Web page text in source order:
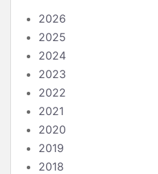
2026
2025
2024
2023
2022
2021
2020
2019
2018